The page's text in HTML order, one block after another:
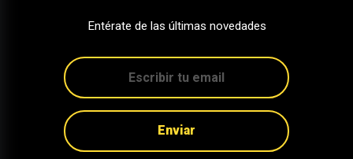
Entérate de las últimas novedades
Enviar